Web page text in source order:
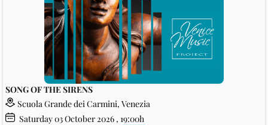
SONG OF THE SIRENS
Scuola Grande dei Carmini, Venezia
Saturday03October 2026 , 19:00h